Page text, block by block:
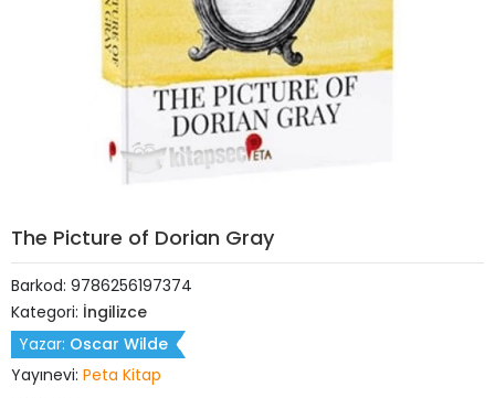
The Picture of Dorian Gray
Barkod: 9786256197374
Kategori: İngilizce
Yazar: Oscar Wilde
Yayınevi: Peta Kitap